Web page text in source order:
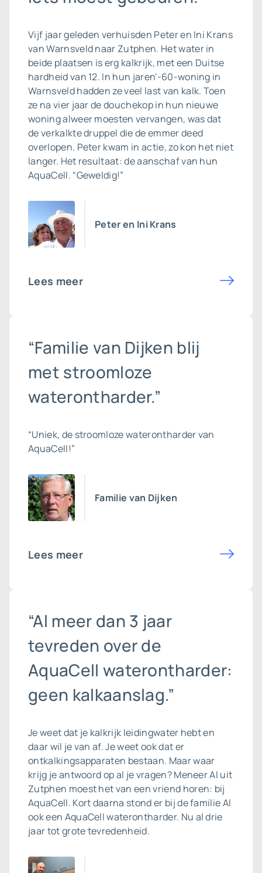
Vijf jaar geleden verhuisden Peter en Ini Krans
van Warnsveld naar Zutphen. Het water in
beide plaatsen is erg kalkrijk, met een Duitse
hardheid van 12. In hun jaren'-60-woning in
Warnsveld hadden ze veel last van kalk. Toen
ze na vier jaar de douchekop in hun nieuwe
woning alweer moesten vervangen, was dat
de verkalkte druppel die de emmer deed
overlopen. Peter kwam in actie, zo kon het niet
langer. Het resultaat: de aanschaf van hun
AquaCell. “Geweldig!”
Peter en Ini Krans
Lees meer
“Familie van Dijken blij
met stroomloze
waterontharder.”
“Uniek, de stroomloze waterontharder van
AquaCell!”
Familie van Dijken
Lees meer
“Al meer dan 3 jaar
tevreden over de
AquaCell waterontharder:
geen kalkaanslag.”
Je weet dat je kalkrijk leidingwater hebt en
daar wil je van af. Je weet ook dat er
ontkalkingsapparaten bestaan. Maar waar
krijg je antwoord op al je vragen? Meneer Al uit
Zutphen moest het van een vriend horen: bij
AquaCell. Kort daarna stond er bij de familie Al
ook een AquaCell waterontharder. Nu al drie
jaar tot grote tevredenheid.